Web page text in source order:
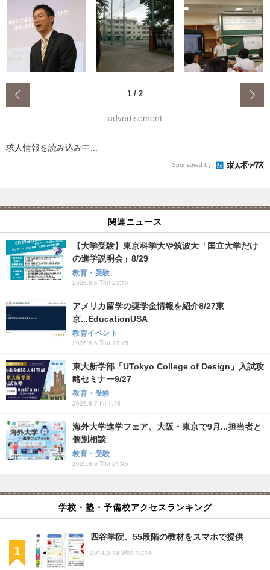
1 / 2
advertisement
求人情報を読み込み中...
Sponsored by
関連ニュース
【大学受験】東京科学大や筑波大「国立大学だけ
の進学説明会」8/29
教育・受験
2026.8.6 Thu 23:15
アメリカ留学の奨学金情報を紹介8/27東
京...EducationUSA
教育イベント
2026.8.6 Thu 17:15
東大新学部「UTokyo College of Design」入試攻
略セミナー9/27
教育・受験
2026.8.7 Fri 1:15
海外大学進学フェア、大阪・東京で9月...担当者と
個別相談
教育・受験
2026.8.6 Thu 21:45
学校・塾・予備校アクセスランキング
四谷学院、55段階の教材をスマホで提供
2014.3.19 Wed 10:14